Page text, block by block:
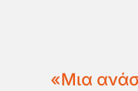
«Μια